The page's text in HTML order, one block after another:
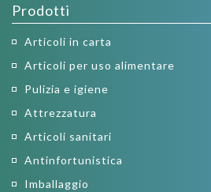
Prodotti
Articoli in carta
Articoli per uso alimentare
Pulizia e igiene
Attrezzatura
Articoli sanitari
Antinfortunistica
Imballaggio